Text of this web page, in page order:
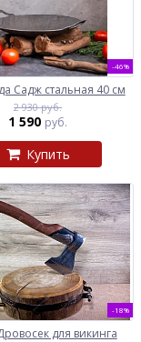
-46%
Садж стальная 40 см
2 930 руб.
1 590 руб.
Купить
-18%
для викинга